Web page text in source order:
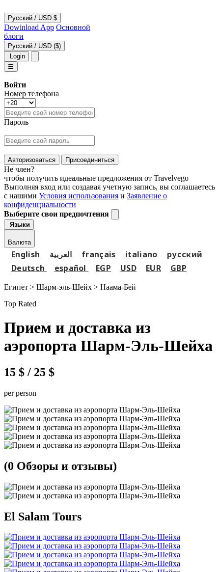
Русский / USD $
Dowinload App Основной
блоги
Русский / USD ($)
Login
☰
Войти
Номер телефона
Пароль
Авторизоваться Присоединиться
Не член?
чтобы получить идеальные предложения от Travelvego
Выполняя вход или создавая учетную запись, вы соглашаетесь
с нашими Условия использования и Заявление о
конфиденциальности
Выберите свои предпочтения
Языки
Валюта
English français italiano
русский
Deutsch
español EGP USD EUR GBP
Египет > Шарм-эль-Шейх > Наама-Бей
Top Rated
Прием и доставка из
аэропорта Шарм-Эль-Шейха
15 $ / 25 $
per person
(0 Обзоры и отзывы)
El Salam Tours